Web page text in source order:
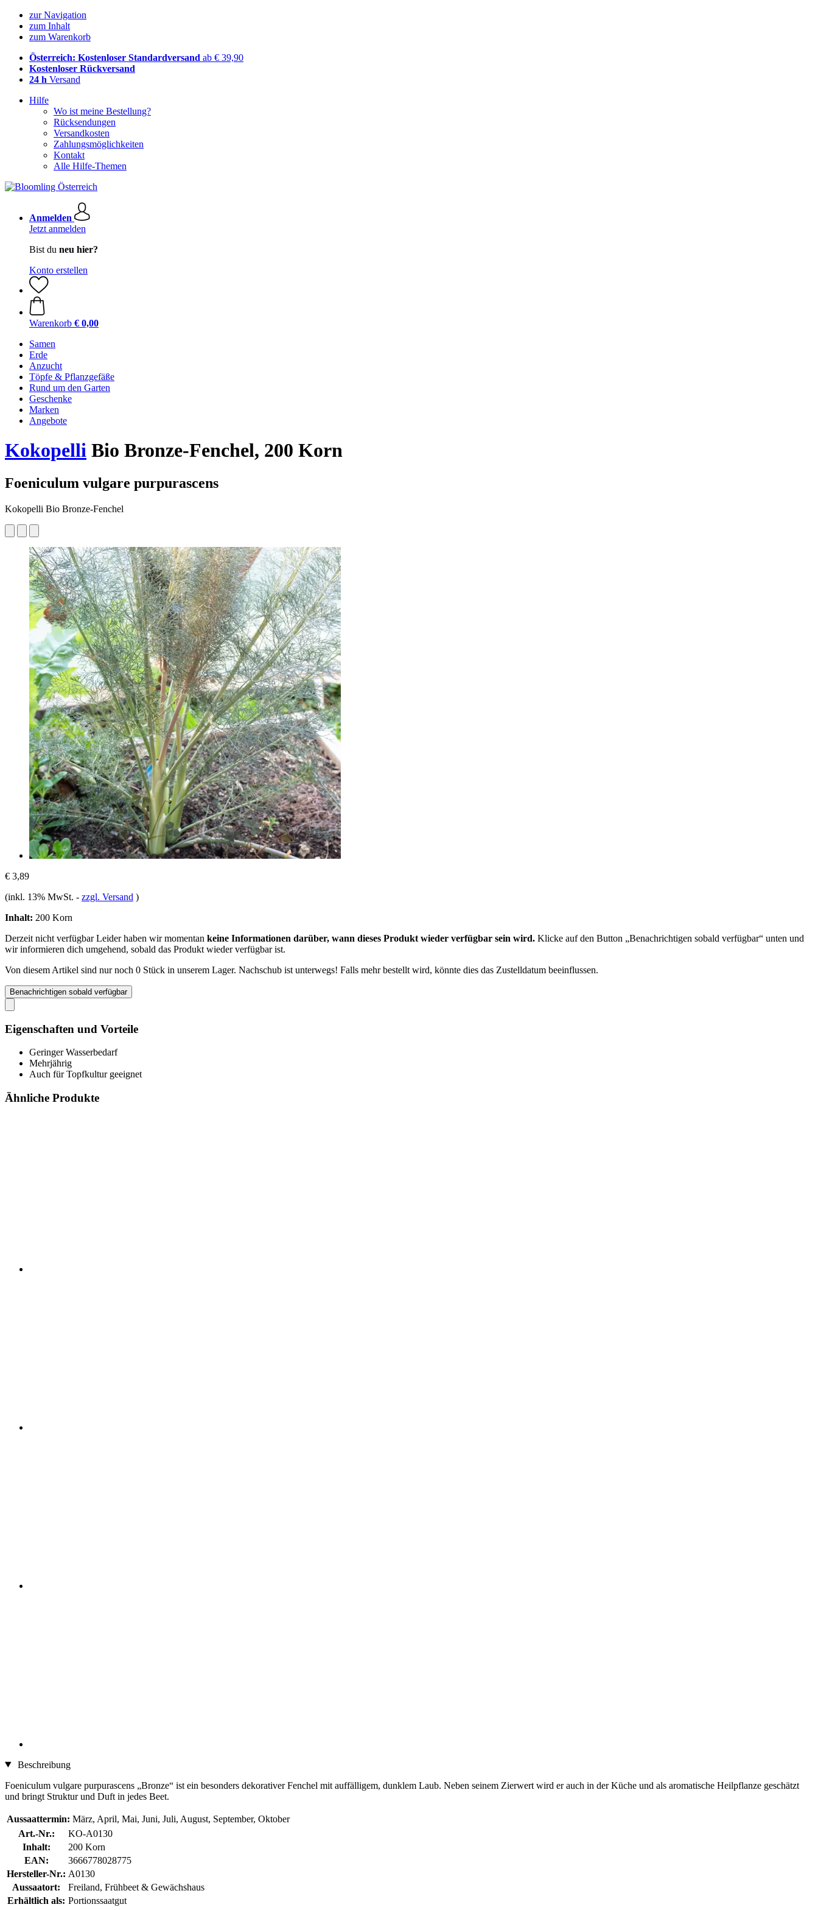
zur Navigation
zum Inhalt
zum Warenkorb
Österreich: Kostenloser Standardversand ab € 39,90
Kostenloser Rückversand
24 h Versand
Hilfe
Wo ist meine Bestellung?
Rücksendungen
Versandkosten
Zahlungsmöglichkeiten
Kontakt
Alle Hilfe-Themen
Anmelden
Jetzt anmelden
Bist du neu hier?
Konto erstellen
Warenkorb € 0,00
Samen
Erde
Anzucht
Töpfe & Pflanzgefäße
Rund um den Garten
Geschenke
Marken
Angebote
Kokopelli Bio Bronze-Fenchel, 200 Korn
Foeniculum vulgare purpurascens
Kokopelli Bio Bronze-Fenchel
€ 3,89
(inkl. 13% MwSt. - zzgl. Versand )
Inhalt: 200 Korn
Derzeit nicht verfügbarLeider haben wir momentan keine Informationen darüber, wann dieses Produkt wieder verfügbar sein wird. Klicke auf den Button „Benachrichtigen sobald verfügbar“ unten und
wir informieren dich umgehend, sobald das Produkt wieder verfügbar ist.
Von diesem Artikel sind nur noch 0 Stück in unserem Lager. Nachschub ist unterwegs! Falls mehr bestellt wird, könnte dies das Zustelldatum beeinflussen.
Benachrichtigen sobald verfügbar
Eigenschaften und Vorteile
Geringer Wasserbedarf
Mehrjährig
Auch für Topfkultur geeignet
Ähnliche Produkte
Beschreibung
Foeniculum vulgare purpurascens „Bronze“ ist ein besonders dekorativer Fenchel mit auffälligem, dunklem Laub. Neben seinem Zierwert wird er auch in der Küche und als aromatische Heilpflanze geschätzt
und bringt Struktur und Duft in jedes Beet.
Aussaattermin: März, April, Mai, Juni, Juli, August, September, Oktober
Art.-Nr.:
KO-A0130
Inhalt:
200 Korn
EAN:
3666778028775
Hersteller-Nr.: A0130
Aussaatort:
Freiland, Frühbeet & Gewächshaus
Erhältlich als: Portionssaatgut